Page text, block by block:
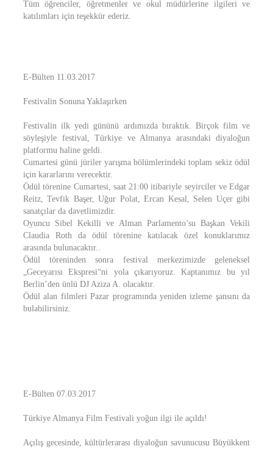
Tüm öğrenciler, öğretmenler ve okul müdürlerine ilgileri ve
katılımları için teşekkür ederiz.
E-Bülten 11.03.2017
Festivalin Sonuna Yaklaşırken
Festivalin ilk yedi gününü ardımızda bıraktık. Birçok film ve
söyleşiyle festival, Türkiye ve Almanya arasındaki diyaloğun
platformu haline geldi.
Cumartesi günü jüriler yarışma bölümlerindeki toplam sekiz ödül
için kararlarını verecektir.
Ödül törenine Cumartesi, saat 21:00 itibariyle seyirciler ve Edgar
Reitz, Tevfik Başer, Uğur Polat, Ercan Kesal, Selen Uçer gibi
sanatçılar da davetlimizdir.
Oyuncu Sibel Kekilli ve Alman Parlamento’su Başkan Vekili
Claudia Roth da ödül törenine katılacak özel konuklarımız
arasında bulunacaktır..
Ödül töreninden sonra festival merkezimizde geleneksel
„Geceyarısı Ekspresi“ni yola çıkarıyoruz. Kaptanımız bu yıl
Berlin’den ünlü DJ Aziza A. olacaktır.
Ödül alan filmleri Pazar programında yeniden izleme şansını da
bulabilirsiniz.
E-Bülten 07.03.2017
Türkiye Almanya Film Festivali yoğun ilgi ile açıldı!
Açılış gecesinde, kültürlerarası diyaloğun savunucusu Büyükkent